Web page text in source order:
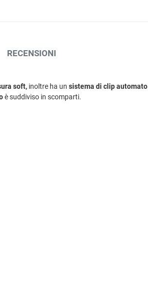
RECENSIONI
soft, inoltre ha un sistema di clip automato
è suddiviso in scomparti.